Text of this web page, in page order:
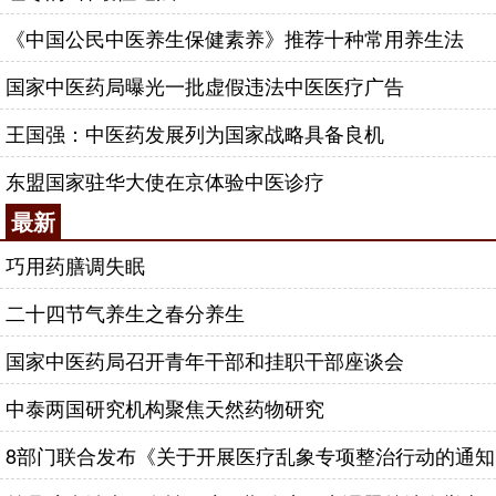
《中国公民中医养生保健素养》推荐十种常用养生法
国家中医药局曝光一批虚假违法中医医疗广告
王国强：中医药发展列为国家战略具备良机
东盟国家驻华大使在京体验中医诊疗
最新
巧用药膳调失眠
二十四节气养生之春分养生
国家中医药局召开青年干部和挂职干部座谈会
中泰两国研究机构聚焦天然药物研究
8部门联合发布《关于开展医疗乱象专项整治行动的通